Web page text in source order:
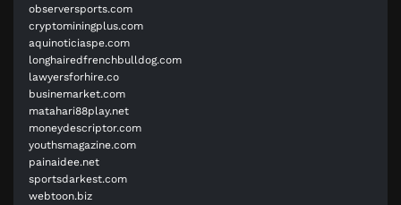
observersports.com
cryptominingplus.com
aquinoticiaspe.com
longhairedfrenchbulldog.com
lawyersforhire.co
businemarket.com
matahari88play.net
moneydescriptor.com
youthsmagazine.com
painaidee.net
sportsdarkest.com
webtoon.biz